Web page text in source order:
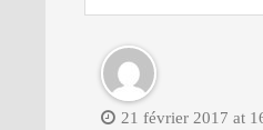
21 février 2017 at